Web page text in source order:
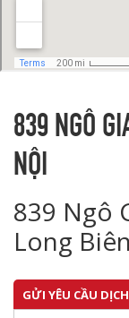
839 NGÔ
NỘI
839 Ngô
Long
GỬI YÊU CẦU DỊCH